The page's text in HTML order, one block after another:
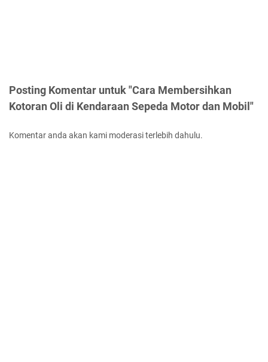
Posting Komentar untuk "Cara Membersihkan
Kotoran Oli di Kendaraan Sepeda Motor dan Mobil"
Komentar anda akan kami moderasi terlebih dahulu.